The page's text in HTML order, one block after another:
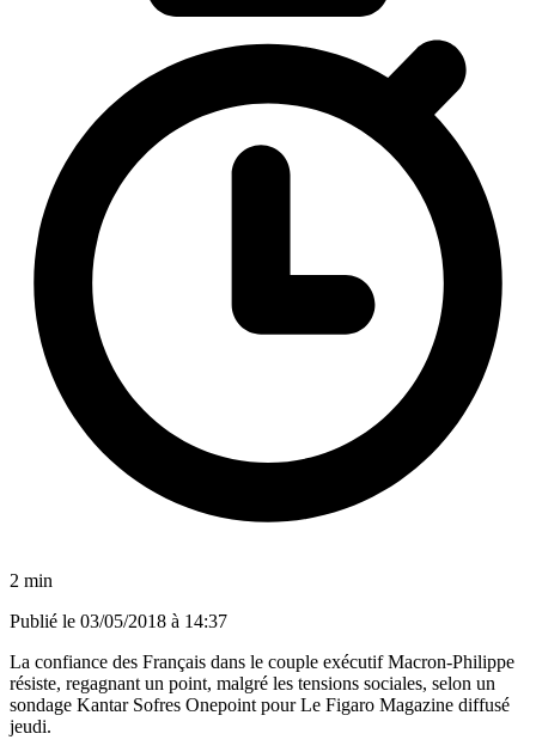
2 min
Publié le 03/05/2018 à 14:37
La confiance des Français dans le couple exécutif Macron-Philippe
résiste, regagnant un point, malgré les tensions sociales, selon un
sondage Kantar Sofres Onepoint pour Le Figaro Magazine diffusé
jeudi.